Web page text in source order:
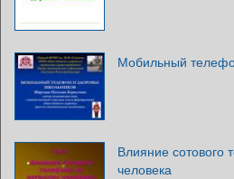
Мобильный
Влияние сотового
человека